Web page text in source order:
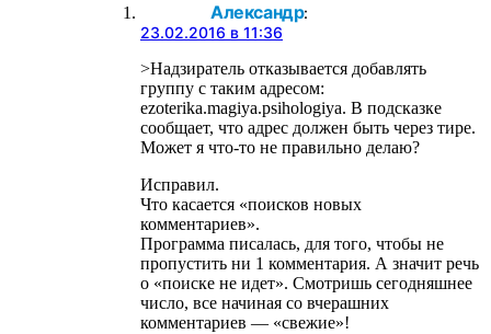
Александр:
23.02.2016 в 11:36
>Надзиратель отказывается добавлять
группу с таким адресом:
ezoterika.magiya.psihologiya. В подсказке
сообщает, что адрес должен быть через тире.
Может я что-то не правильно делаю?
Исправил.
Что касается «поисков новых
комментариев».
Программа писалась, для того, чтобы не
пропустить ни 1 комментария. А значит речь
о «поиске не идет». Смотришь сегодняшнее
число, все начиная со вчерашних
комментариев — «свежие»!